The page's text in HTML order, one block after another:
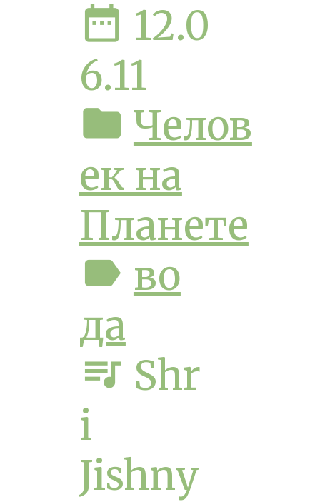
date_range 12.0
6.11
folder Челов
ек на
Планете
label во
да
queue_music Shr
i
Jishny